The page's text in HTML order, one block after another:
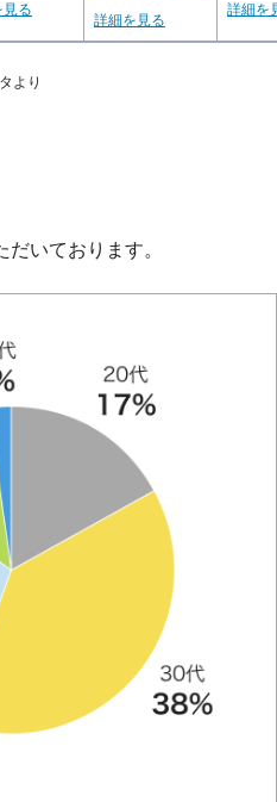
見る
詳細を見る
詳細を
より
いております。